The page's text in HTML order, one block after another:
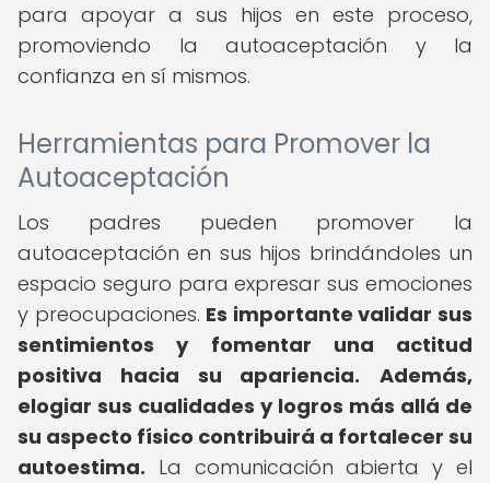
para apoyar a sus hijos en este proceso,
promoviendo la autoaceptación y la
confianza en sí mismos.
Herramientas para Promover la
Autoaceptación
Los padres pueden promover la
autoaceptación en sus hijos brindándoles un
espacio seguro para expresar sus emociones
y preocupaciones. Es importante validar sus
sentimientos y fomentar una actitud
positiva hacia su apariencia.
Además,
elogiar sus cualidades y logros más allá de
su aspecto físico contribuirá a fortalecer su
autoestima. La comunicación abierta y el